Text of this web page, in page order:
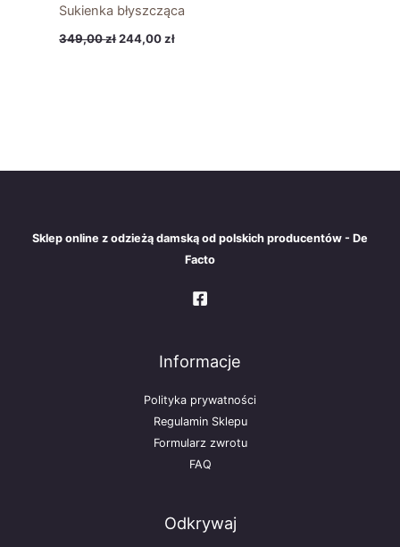
Sukienka błyszcząca
349,00zł244,00zł
Sklep online z odzieżą damską od polskich producentów - De
Facto
Informacje
Polityka prywatności
Regulamin Sklepu
Formularz zwrotu
FAQ
Odkrywaj